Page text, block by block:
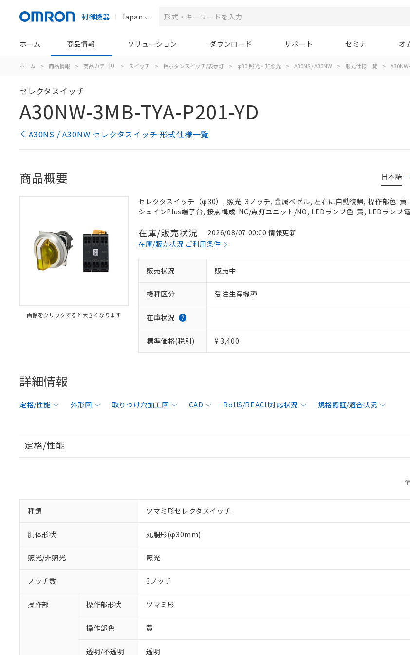
制御機器 Japan
ホーム 商品情報 ソリューション ダウンロード サポート セミナ オ
ホーム > 商品情報 > 商品カテゴリ > スイッチ > 押ボタンスイッチ/表示灯 > φ30:照光・非照光 > A30NS / A30NW > 形式仕様一覧 >
セレクタスイッチ
A30NW-3MB-TYA-P201-YD
A30NS / A30NW セレクタスイッチ 形式仕様一覧
日本語
商品概要
画像をクリックすると大きくなります
セレクタスイッチ（φ30）, 照光, 3ノッチ, 金属ベゼル, 左右に自動復帰, 操作部色: 黄
シュインPlus端子台, 接点構成: NC/点灯ユニット/NO, LEDランプ色: 黄, LEDランプ
在庫/販売状況
2026/08/07 00:00 情報更新
在庫/販売状況 ご利用条件
販売状況 販売中
機種区分 受注生産機種
在庫状況
標準価格(税別) ¥ 3,400
詳細情報
定格/性能 外形図 取りつけ穴加工図 CAD RoHS/REACH対応状況 規格認証/適合状況
定格/性能
種類 ツマミ形セレクタスイッチ
胴体形状 丸胴形(φ30mm)
照光/非照光 照光
ノッチ数 3ノッチ
操作部 操作部形状 ツマミ形
操作部色 黄
透明/不透明 透明